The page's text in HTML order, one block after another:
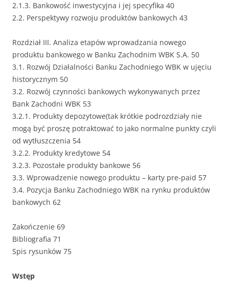
2.1.3. Bankowość inwestycyjna i jej specyfika 40
2.2. Perspektywy rozwoju produktów bankowych 43
Rozdział III. Analiza etapów wprowadzania nowego
produktu bankowego w Banku Zachodnim WBK S.A. 50
3.1. Rozwój Działalności Banku Zachodniego WBK w ujęciu
historycznym 50
3.2. Rozwój czynności bankowych wykonywanych przez
Bank Zachodni WBK 53
3.2.1. Produkty depozytowe(tak krótkie podrozdziały nie
mogą być proszę potraktować to jako normalne punkty czyli
od wytłuszczenia 54
3.2.2. Produkty kredytowe 54
3.2.3. Pozostałe produkty bankowe 56
3.3. Wprowadzenie nowego produktu – karty pre-paid 57
3.4. Pozycja Banku Zachodniego WBK na rynku produktów
bankowych 62
Zakończenie 69
Bibliografia 71
Spis rysunków 75
Wstęp